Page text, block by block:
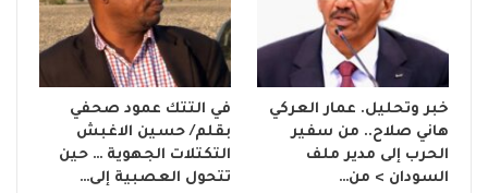
خبر وتحليل. عمار العركي
هاني صلاح.. من سفير
الحرب إلى مدير ملف
السودان > من…
في التتك عمود صحفي
بقلم/ حسين الاغبش
التكتلات الجهوية … حين
تتحول العصبية إلى…